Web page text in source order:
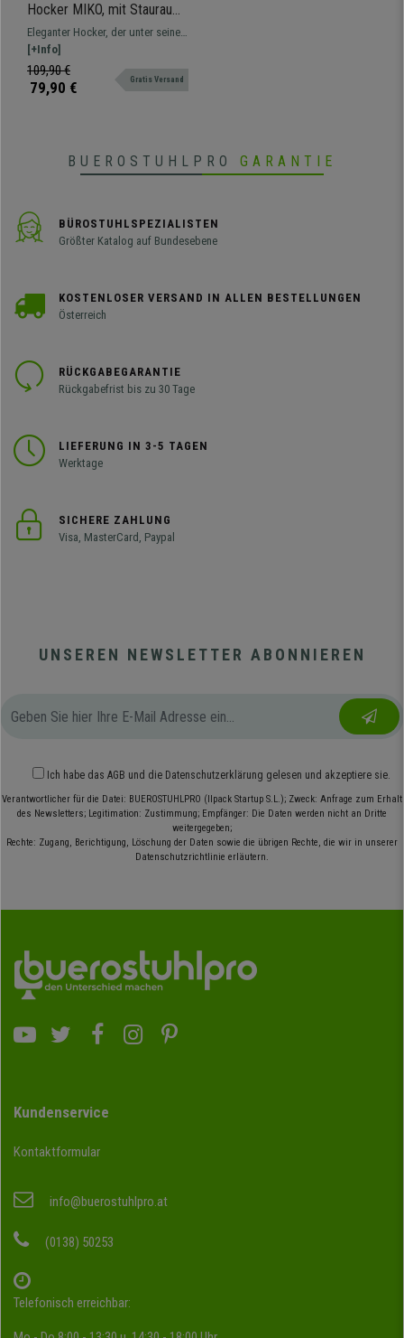
Hocker MIKO, mit Stauraum,
vielseitig und praktisch,
schwarzes Gestell,
Stoffbezug, Grau
Eleganter Hocker, der unter seinem
abnehmbaren Deckel einen
praktischen Stauraum verbirgt.
[+Info]
109,90 €
79,90 € Gratis Versand
BUEROSTUHLPRO GARANTIE
BÜROSTUHLSPEZIALISTEN
Größter Katalog auf Bundesebene
KOSTENLOSER VERSAND IN ALLEN BESTELLUNGEN
Österreich
RÜCKGABEGARANTIE
Rückgabefrist bis zu 30 Tage
LIEFERUNG IN 3-5 TAGEN
Werktage
SICHERE ZAHLUNG
Visa, MasterCard, Paypal
UNSEREN NEWSLETTER ABONNIEREN
Ich habe das AGB und die Datenschutzerklärung gelesen und akzeptiere sie.
Verantwortlicher für die Datei: BUEROSTUHLPRO (Ilpack Startup S.L.); Zweck: Anfrage zum Erhalt
des Newsletters; Legitimation: Zustimmung; Empfänger: Die Daten werden nicht an Dritte
weitergegeben;
Rechte: Zugang, Berichtigung, Löschung der Daten sowie die übrigen Rechte, die wir in unserer
Datenschutzrichtlinie erläutern.
Kundenservice
Kontaktformular
info@buerostuhlpro.at
(0138) 50253
Telefonisch erreichbar: